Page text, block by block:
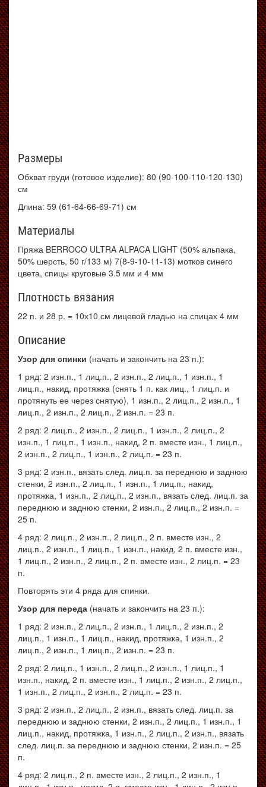
Размеры
Обхват груди (готовое изделие): 80 (90-100-110-120-130)
см
Длина: 59 (61-64-66-69-71) см
Материалы
Пряжа BERROCO ULTRA ALPACA LIGHT (50% альпака,
50% шерсть, 50 г/133 м) 7(8-9-10-11-13) мотков синего
цвета, спицы круговые 3.5 мм и 4 мм
Плотность вязания
22 п. и 28 р. = 10х10 см лицевой гладью на спицах 4 мм
Описание
Узор для спинки (начать и закончить на 23 п.):
1 ряд: 2 изн.п., 1 лиц.п., 2 изн.п., 2 лиц.п., 1 изн.п., 1
лиц.п., накид, протяжка (снять 1 п. как лиц., 1 лиц.п. и
протянуть ее через снятую), 1 изн.п., 2 лиц.п., 2 изн.п., 1
лиц.п., 2 изн.п., 2 лиц.п., 2 изн.п. = 23 п.
2 ряд: 2 лиц.п., 2 изн.п., 2 лиц.п., 1 изн.п., 2 лиц.п., 2
изн.п., 1 лиц.п., 1 изн.п., накид, 2 п. вместе изн., 1 лиц.п.,
2 изн.п., 2 лиц.п., 1 изн.п., 2 лиц.п. = 23 п.
3 ряд: 2 изн.п., вязать след. лиц.п. за переднюю и заднюю
стенки, 2 изн.п., 2 лиц.п., 1 изн.п., 1 лиц.п., накид,
протяжка, 1 изн.п., 2 лиц.п., 2 изн.п., вязать след. лиц.п. за
переднюю и заднюю стенки, 2 изн.п., 2 лиц.п., 2 изн.п. =
25 п.
4 ряд: 2 лиц.п., 2 изн.п., 2 лиц.п., 2 п. вместе изн., 2
лиц.п., 2 изн.п., 1 лиц.п., 1 изн.п., накид, 2 п. вместе изн.,
1 лиц.п., 2 изн.п., 2 лиц.п., 2 п. вместе изн., 2 лиц.п. = 23
п.
Повторять эти 4 ряда для спинки.
Узор для переда (начать и закончить на 23 п.):
1 ряд: 2 изн.п., 2 лиц.п., 2 изн.п., 1 лиц.п., 2 изн.п., 2
лиц.п., 1 изн.п., 1 лиц.п., накид, протяжка, 1 изн.п., 2
лиц.п., 2 изн.п., 1 лиц.п., 2 изн.п. = 23 п.
2 ряд: 2 лиц.п., 1 изн.п., 2 лиц.п., 2 изн.п., 1 лиц.п., 1
изн.п., накид, 2 п. вместе изн., 1 лиц.п., 2 изн.п., 2 лиц.п.,
1 изн.п., 2 лиц.п., 2 изн.п., 2 лиц.п. = 23 п.
3 ряд: 2 изн.п., 2 лиц.п., 2 изн.п., вязать след. лиц.п. за
переднюю и заднюю стенки, 2 изн.п., 2 лиц.п., 1 изн.п., 1
лиц.п., накид, протяжка, 1 изн.п., 2 лиц.п., 2 изн.п., вязать
след. лиц.п. за переднюю и заднюю стенки, 2 изн.п. = 25
п.
4 ряд: 2 лиц.п., 2 п. вместе изн., 2 лиц.п., 2 изн.п., 1